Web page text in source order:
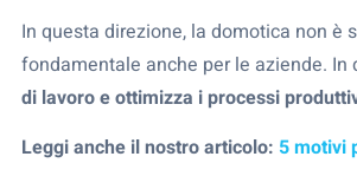
In questa direzione, la domotica non
fondamentale anche per le aziende. In
di lavoro e ottimizza i processi
Leggi anche il nostro articolo: 5 motivi